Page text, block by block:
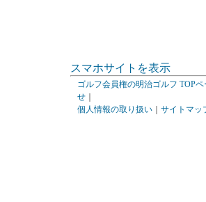
スマホサイトを表示
ゴルフ会員権の明治ゴルフ TOPペ
せ
個人情報の取り扱い
サイトマッ